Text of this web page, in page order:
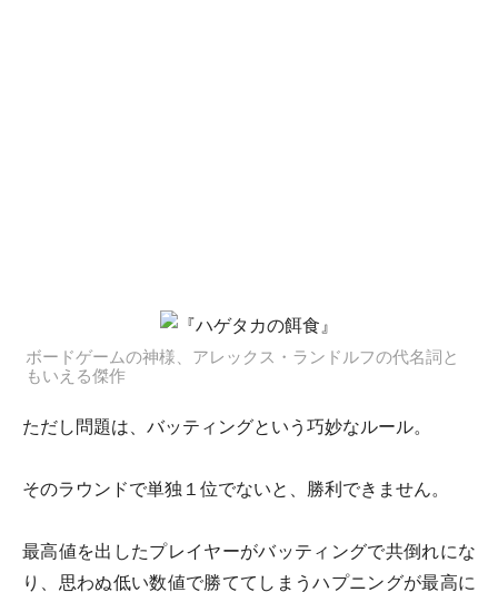
ボードゲームの神様、アレックス・ランドルフの代名詞と
もいえる傑作
ただし問題は、バッティングという巧妙なルール。
そのラウンドで単独１位でないと、勝利できません。
最高値を出したプレイヤーがバッティングで共倒れにな
り、思わぬ低い数値で勝ててしまうハプニングが最高に